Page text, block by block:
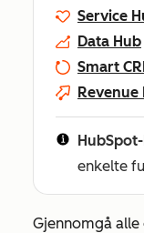
Service
Data Hub
Smart
Revenue
enkelte
Gjennomgå